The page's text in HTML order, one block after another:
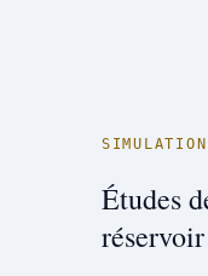
Études